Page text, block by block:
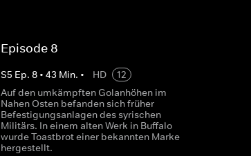
Episode 8
S5 Ep. 8• 43 Min. • HD
12
Auf den umkämpften Golanhöhen im
Nahen Osten befanden sich früher
Befestigungsanlagen des syrischen
Militärs. In einem alten Werk in Buffalo
wurde Toastbrot einer bekannten Marke
hergestellt.